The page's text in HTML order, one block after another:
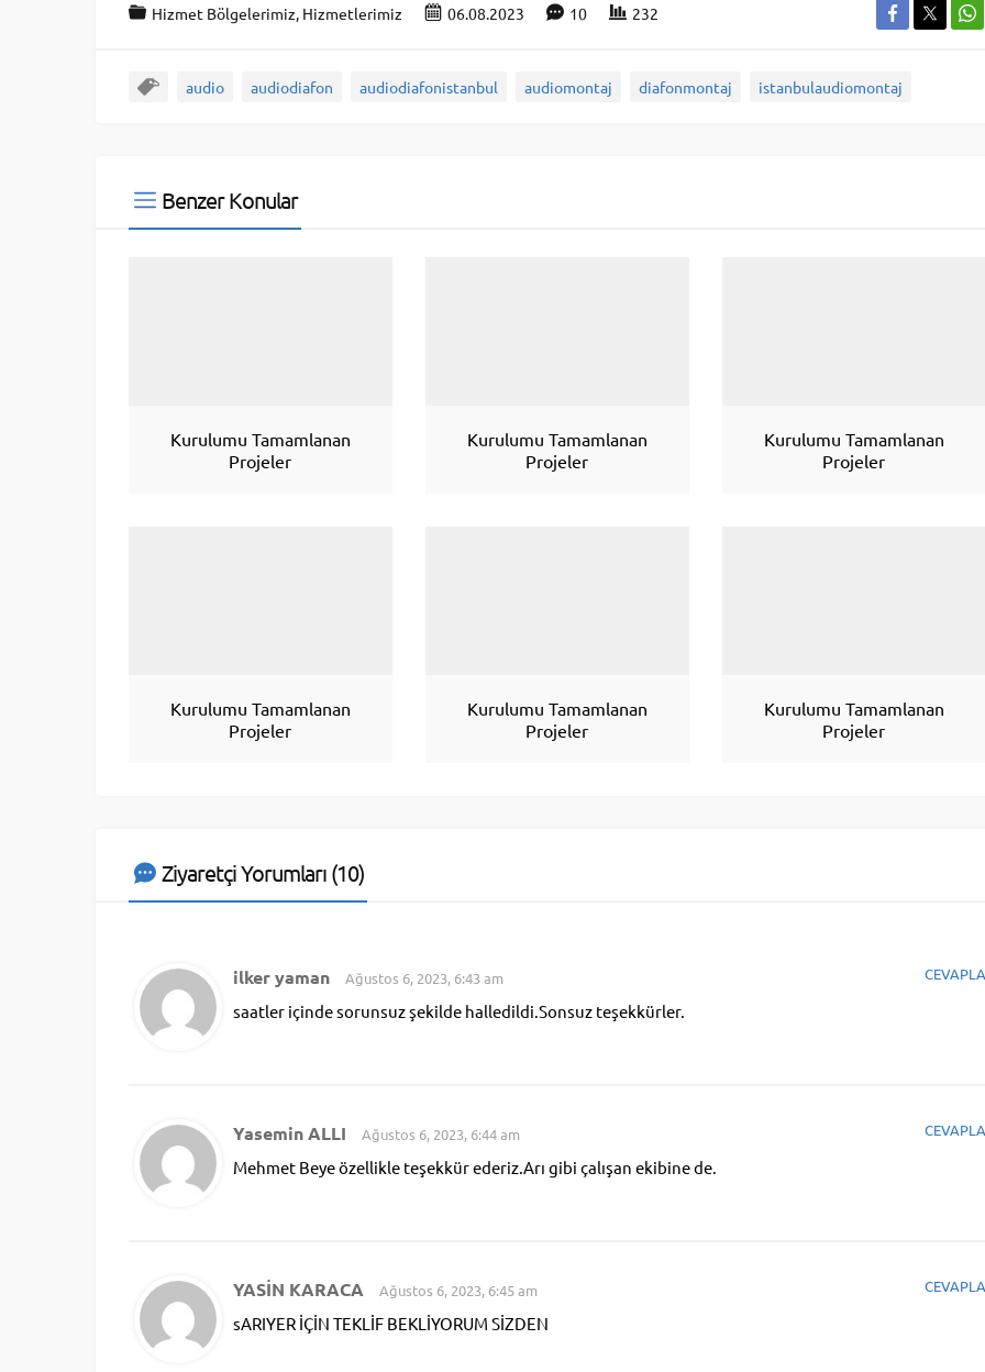
Hizmet Bölgelerimiz, Hizmetlerimiz 06.08.2023 10 232
audio audiodiafon audiodiafonistanbul audiomontaj diafonmontaj istanbulaudiomontaj
Benzer Konular
Kurulumu Tamamlanan
Projeler
Kurulumu Tamamlanan
Projeler
Kurulumu Tamamlanan
Projeler
Kurulumu Tamamlanan
Projeler
Kurulumu Tamamlanan
Projeler
Kurulumu Tamamlanan
Projeler
Ziyaretçi Yorumları (10)
ilker yaman Ağustos 6, 2023, 6:43 am
saatler içinde sorunsuz şekilde halledildi.Sonsuz teşekkürler.
CEVAPLA
Yasemin ALLI Ağustos 6, 2023, 6:44 am
Mehmet Beye özellikle teşekkür ederiz.Arı gibi çalışan ekibine de.
CEVAPLA
YASİN KARACA Ağustos 6, 2023, 6:45 am
sARIYER İÇİN TEKLİF BEKLİYORUM SİZDEN
CEVAPLA